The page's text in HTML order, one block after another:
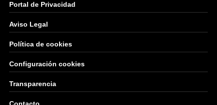
Portal de Privacidad
Aviso Legal
Política de cookies
Configuración cookies
Transparencia